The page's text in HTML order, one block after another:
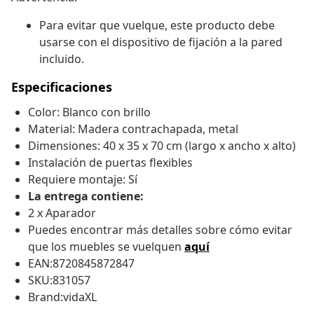
Para evitar que vuelque, este producto debe
usarse con el dispositivo de fijación a la pared
incluido.
Especificaciones
Color: Blanco con brillo
Material: Madera contrachapada, metal
Dimensiones: 40 x 35 x 70 cm (largo x ancho x alto)
Instalación de puertas flexibles
Requiere montaje: Sí
La entrega contiene:
2 x Aparador
Puedes encontrar más detalles sobre cómo evitar
que los muebles se vuelquen aquí
EAN:8720845872847
SKU:831057
Brand:vidaXL